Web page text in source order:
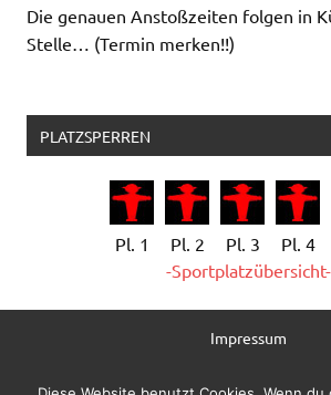
Die genauen Anstoßzeiten folgen in
Stelle… (Termin merken!!)
PLATZSPERREN
Pl. 1 Pl. 2 Pl. 3 Pl. 4
-Sportplatzübersicht-
Impressum